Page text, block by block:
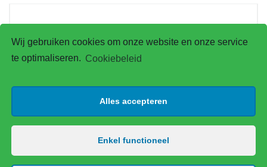
Wij gebruiken cookies om onze website en onze service
te optimaliseren. Cookiebeleid
Alles accepteren
Enkel functioneel
Mijn naam, e-mail en site bewaren in deze browser
voor de volgende keer wanneer ik een reactie plaats.